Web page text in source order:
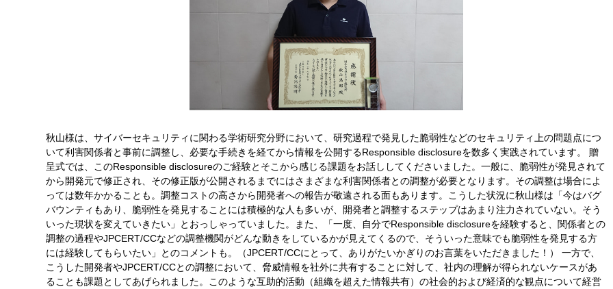
秋山様は、サイバーセキュリティに関わる学術研究分野において、研究過程で発見した脆弱性などのセキュリティ上の問題点につ
いて利害関係者と事前に調整し、必要な手続きを経てから情報を公開するResponsible disclosureを数多く実践されています。 贈
呈式では、このResponsible disclosureのご経験とそこから感じる課題をお話ししてくださいました。一般に、脆弱性が発見されて
から開発元で修正され、その修正版が公開されるまでにはさまざまな利害関係者との調整が必要となります。その調整は場合によ
っては数年かかることも。調整コストの高さから開発者への報告が敬遠される面もあります。こうした状況に秋山様は「今はバグ
バウンティもあり、脆弱性を発見することには積極的な人も多いが、開発者と調整するステップはあまり注力されていない。そう
いった現状を変えていきたい」とおっしゃっていました。また、「一度、自分でResponsible disclosureを経験すると、関係者との
調整の過程やJPCERT/CCなどの調整機関がどんな動きをしているかが見えてくるので、そういった意味でも脆弱性を発見する方
には経験してもらいたい」とのコメントも。（JPCERT/CCにとって、ありがたいかぎりのお言葉をいただきました！） 一方で、
こうした開発者やJPCERT/CCとの調整において、脅威情報を社外に共有することに対して、社内の理解が得られないケースがあ
ることも課題としてあげられました。このような互助的活動（組織を超えた情報共有）の社会的および経済的な観点について経営